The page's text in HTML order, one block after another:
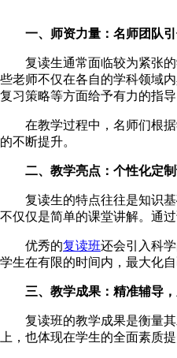
一、师资力量：名师团队
复读生通常面临较为紧张的
些老师不仅在各自的学科领域
复习策略等方面给予有力的指导
在教学过程中，名师们根据
的不断提升。
二、教学亮点：个性化定
复读生的特点往往是知识基
不仅仅是简单的课堂讲解。通
优秀的复读班还会引入科
学生在有限的时间内，最大化
三、教学成果：精准辅导
复读班的教学成果是衡量其
上，也体现在学生的全面素质